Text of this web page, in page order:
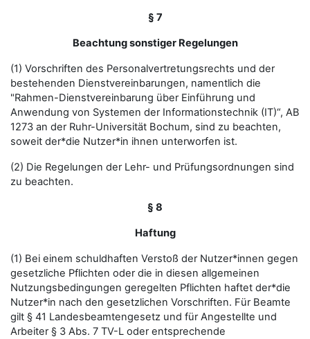
§ 7
Beachtung sonstiger Regelungen
(1) Vorschriften des Personalvertretungsrechts und der
bestehenden Dienstvereinbarungen, namentlich die
"Rahmen-Dienstvereinbarung über Einführung und
Anwendung von Systemen der Informationstechnik (IT)“, AB
1273 an der Ruhr-Universität Bochum, sind zu beachten,
soweit der*die Nutzer*in ihnen unterworfen ist.
(2) Die Regelungen der Lehr- und Prüfungsordnungen sind
zu beachten.
§ 8
Haftung
(1) Bei einem schuldhaften Verstoß der Nutzer*innen gegen
gesetzliche Pflichten oder die in diesen allgemeinen
Nutzungsbedingungen geregelten Pflichten haftet der*die
Nutzer*in nach den gesetzlichen Vorschriften. Für Beamte
gilt § 41 Landesbeamtengesetz und für Angestellte und
Arbeiter § 3 Abs. 7 TV-L oder entsprechende